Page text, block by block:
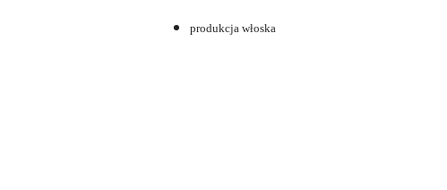
produkcja włoska